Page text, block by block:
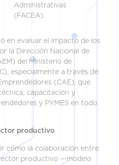
Administrativas
(FACEA).
en evaluar el impacto de los
la Dirección Nacional de
del Ministerio de
especialmente a través de
(CAE), que
capacitación y
y PYMES en todo
productivo
cómo la colaboración entre
productivo —modelo